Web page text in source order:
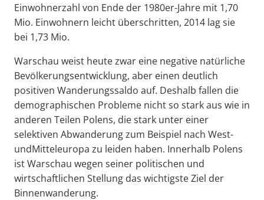
Einwohnerzahl von Ende der 1980er-Jahre mit 1,70
Mio. Einwohnern leicht überschritten, 2014 lag sie
bei 1,73 Mio.
Warschau weist heute zwar eine negative natürliche
Bevölkerungsentwicklung, aber einen deutlich
positiven Wanderungssaldo auf. Deshalb fallen die
demographischen Probleme nicht so stark aus wie in
anderen Teilen Polens, die stark unter einer
selektiven Abwanderung zum Beispiel nach West-
undMitteleuropa zu leiden haben. Innerhalb Polens
ist Warschau wegen seiner politischen und
wirtschaftlichen Stellung das wichtigste Ziel der
Binnenwanderung.